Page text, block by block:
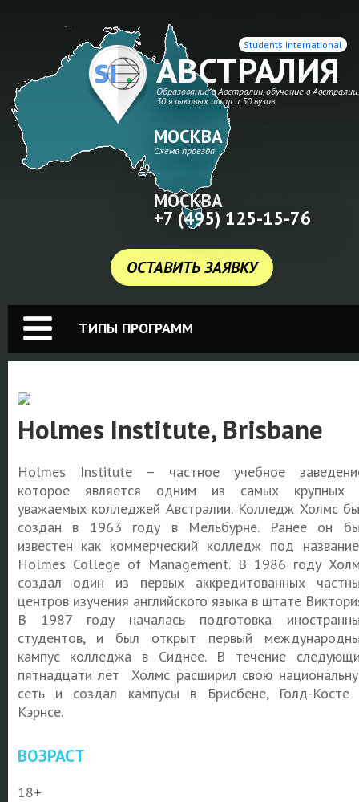
АВСТРАЛИЯ
Образование в Австралии, обучение в Австралии.
30 языковых школ и 50 вузов
Students International
ОСТАВИТЬ ЗАЯВКУ
МОСКВА
Схема проезда
МОСКВА
+7 (495) 125-15-76
ТИПЫ ПРОГРАММ
Holmes Institute, Brisbane
Holmes Institute – частное учебное
которое является одним из самых крупных
уважаемых колледжей Австралии. Колледж Холмс
создан в 1963 году в Мельбурне. Ранее он
известен как коммерческий колледж под
Holmes College of Management. В 1986 году
создал один из первых аккредитованных
центров изучения английского языка в штате
В 1987 году началась подготовка
студентов, и был открыт первый
кампус колледжа в Сиднее. В течение
пятнадцати лет Холмс расширил свою
сеть и создал кампусы в Брисбене, Голд-Косте
Кэрнсе.
ВОЗРАСТ
18+